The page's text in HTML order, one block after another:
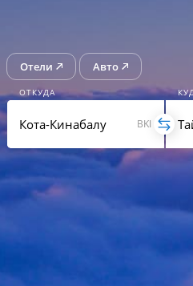
Отели Авто
ОТКУДА
BKI